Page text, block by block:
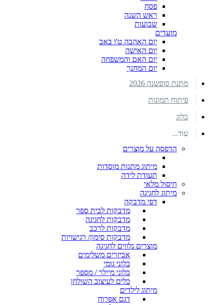
פסח
ראש השנה
שבועות
מועדים
יום האהבה ט'ו באב
יום האישה
יום האם והמשפחה
יום המחנך
מתנת סופשנה 2026
פיתוח תמונות
בלוג
עוד...
הדפסה על מוצרים
מיתוג מתנות מוסדות
תעודת לידה
חיסול מלאי
מיתוג לחגיגה
דפי מדבקה
מדבקות לבית ספר
מדבקות לחגיגה
מדבקות לרכב
מדבקות סימון/ רגישויות
מוצרים נלווים לחגיגה
אביזרים משלימים
בלוני גומי
בלוני מיילר / מספר
כלים לעיצוב השולחן
מיתוג לילדים
דגם אפרוח